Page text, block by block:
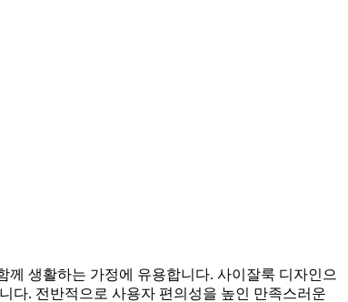
생활하는 가정에 유용합니다. 사이잘룩 디자인으
다. 전반적으로 사용자 편의성을 높인 만족스러운